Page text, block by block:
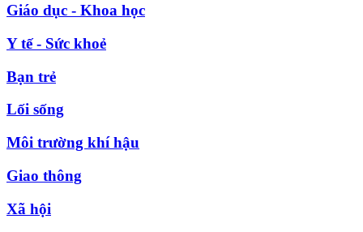
Giáo dục - Khoa học
Y tế - Sức khoẻ
Bạn trẻ
Lối sống
Môi trường khí hậu
Giao thông
Xã hội